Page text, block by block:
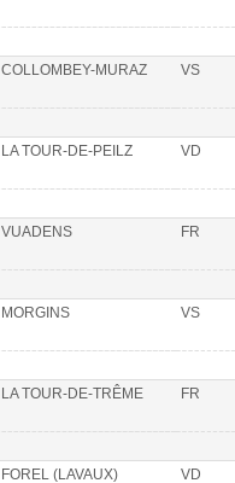
COLLOMBEY-MURAZ VS
LA TOUR-DE-PEILZ VD
VUADENS FR
MORGINS VS
LA TOUR-DE-TRÊME FR
FOREL (LAVAUX) VD